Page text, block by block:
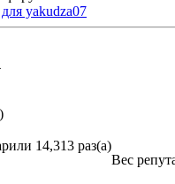
14,313 раз(а)
Вес